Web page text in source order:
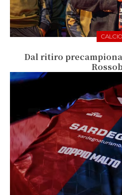
CALCIO
Dal ritiro